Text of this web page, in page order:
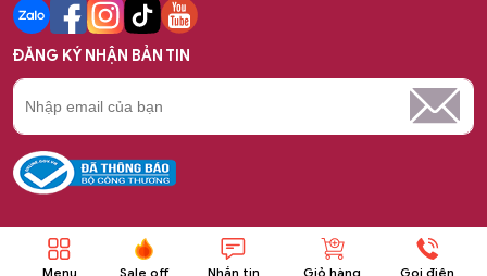
ĐĂNG KÝ NHẬN BẢN TIN
Copyright © 2023 Bản quyền thuộc về Công ty TNHH MTV MKL
Quốc Tế.
Menu Sale off Nhắn tin Giỏ hàng Gọi điện